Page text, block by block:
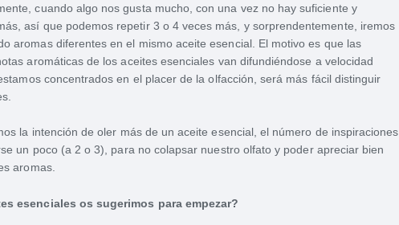
cuando algo nos gusta mucho, con una vez no hay suficiente y
así que podemos repetir 3 o 4 veces más, y sorprendentemente, iremos
aromas diferentes en el mismo aceite esencial. El motivo es que las
aromáticas de los aceites esenciales van difundiéndose a velocidad
concentrados en el placer de la olfacción, será más fácil distinguir
la intención de oler más de un aceite esencial, el número de inspiraciones
un poco (a 2 o 3), para no colapsar nuestro olfato y poder apreciar bien
aromas.
esenciales os sugerimos para empezar?